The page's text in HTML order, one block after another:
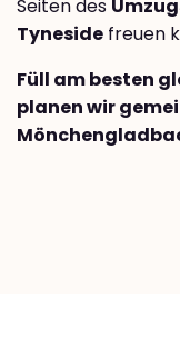
Seiten des
Tyneside freuen
Füll am besten
planen wir